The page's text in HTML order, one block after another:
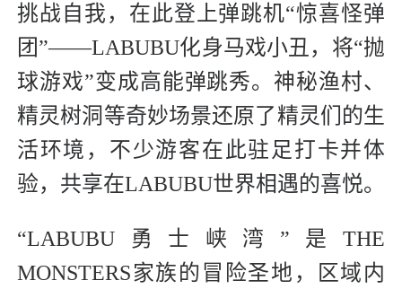
挑战自我，在此登上弹跳机“惊喜怪弹
团”——LABUBU化身马戏小丑，将“抛
球游戏”变成高能弹跳秀。神秘渔村、
精灵树洞等奇妙场景还原了精灵们的生
活环境，不少游客在此驻足打卡并体
验，共享在LABUBU世界相遇的喜悦。
“LABUBU勇士峡湾”是THE
MONSTERS家族的冒险圣地，区域内